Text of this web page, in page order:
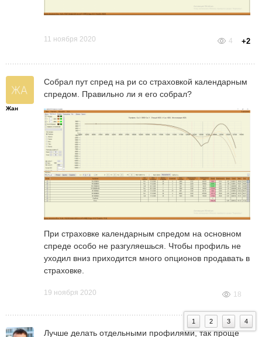
11 ноября 2020 4 +2
Жан
Собрал пут спред на ри со страховкой календарным
спредом. Правильно ли я его собрал?
При страховке календарным спредом на основном
спреде особо не разгуляешься. Чтобы профиль не
уходил вниз приходится много опционов продавать в
страховке.
19 ноября 2020 18
Лучше делать отдельными профилями, так проще
1 2 3 4